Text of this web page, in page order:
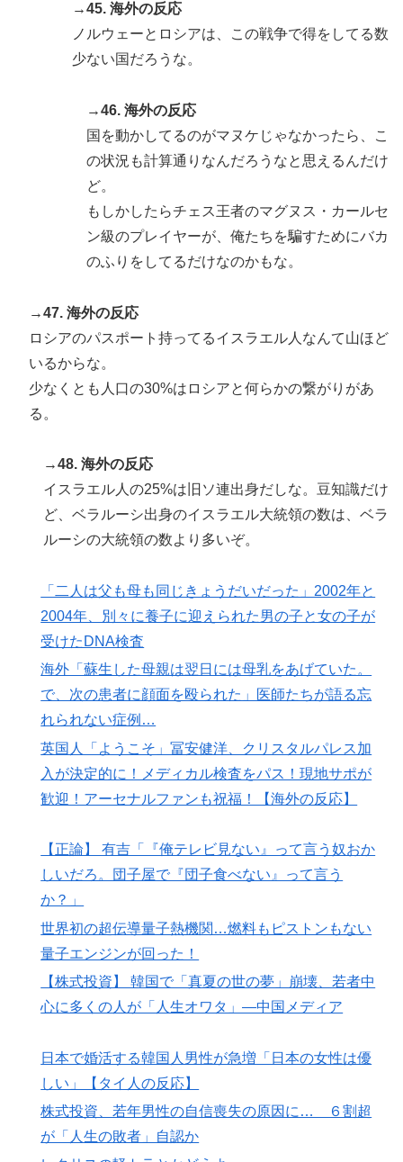
→45. 海外の反応
ノルウェーとロシアは、この戦争で得をしてる数
少ない国だろうな。
→46. 海外の反応
国を動かしてるのがマヌケじゃなかったら、こ
の状況も計算通りなんだろうなと思えるんだけ
ど。
もしかしたらチェス王者のマグヌス・カールセ
ン級のプレイヤーが、俺たちを騙すためにバカ
のふりをしてるだけなのかもな。
→47. 海外の反応
ロシアのパスポート持ってるイスラエル人なんて山ほど
いるからな。
少なくとも人口の30%はロシアと何らかの繋がりがあ
る。
→48. 海外の反応
イスラエル人の25%は旧ソ連出身だしな。豆知識だけ
ど、ベラルーシ出身のイスラエル大統領の数は、ベラ
ルーシの大統領の数より多いぞ。
「二人は父も母も同じきょうだいだった」2002年と
2004年、別々に養子に迎えられた男の子と女の子が
受けたDNA検査
海外「蘇生した母親は翌日には母乳をあげていた。
で、次の患者に顔面を殴られた」医師たちが語る忘
れられない症例…
英国人「ようこそ」冨安健洋、クリスタルパレス加
入が決定的に！メディカル検査をパス！現地サポが
歓迎！アーセナルファンも祝福！【海外の反応】
【正論】 有吉「『俺テレビ見ない』って言う奴おか
しいだろ。団子屋で『団子食べない』って言う
か？」
世界初の超伝導量子熱機関…燃料もピストンもない
量子エンジンが回った！
【株式投資】 韓国で「真夏の世の夢」崩壊、若者中
心に多くの人が「人生オワタ」―中国メディア
日本で婚活する韓国人男性が急増「日本の女性は優
しい」【タイ人の反応】
株式投資、若年男性の自信喪失の原因に… ６割超
が「人生の敗者」自認か